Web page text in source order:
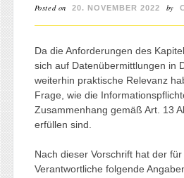
Posted on 20. NOVEMBER 2022 by
Da die Anforderungen des
sich auf Datenübermittlungen in
weiterhin praktische Relevanz
Frage, wie die
Zusammenhang gemäß Art. 13
erfüllen sind.
Nach dieser Vorschrift hat der
Verantwortliche folgende